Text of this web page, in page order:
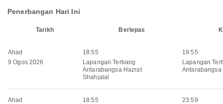
Penerbangan Hari Ini
Tarikh Berlepas
Ahad
9 Ogos 2026
18:55
Lapangan Terbang
Antarabangsa Hazrat
Shahjalal
19:55
Lapangan
Antarabangsa
Ahad
18:55
23:59